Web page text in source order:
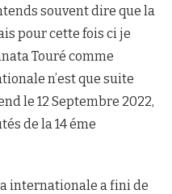
souvent dire que la
pour cette fois ci je
Touré comme
n’est que suite
le 12 Septembre 2022,
de la 14 éme
internationale a fini de